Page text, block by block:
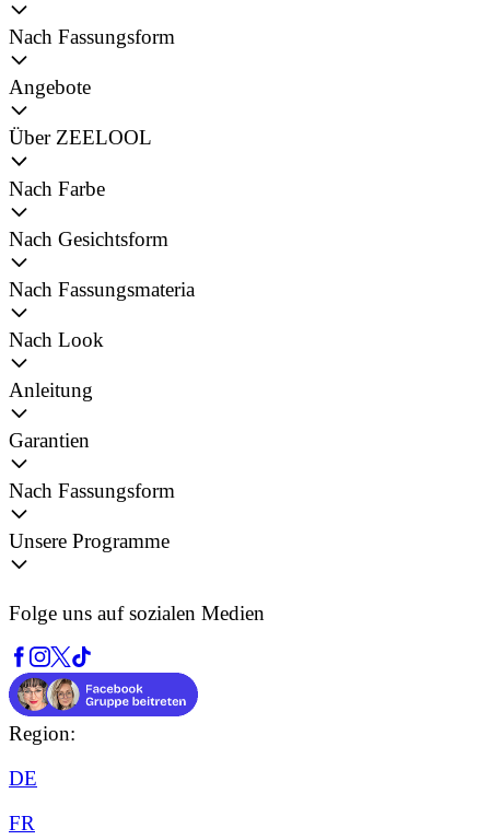
Nach Fassungsform
Angebote
Über ZEELOOL
Nach Farbe
Nach Gesichtsform
Nach Fassungsmateria
Nach Look
Anleitung
Garantien
Nach Fassungsform
Unsere Programme
Folge uns auf sozialen Medien
Region:
DE
FR